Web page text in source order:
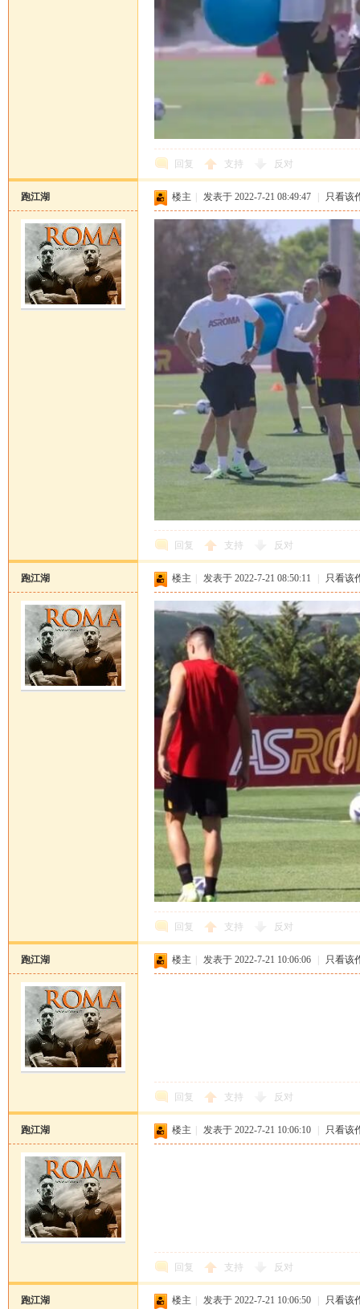
回复 支持 反对
跑江湖 楼主 发表于 2022-7-21 08:49:47 只看该
回复 支持 反对
跑江湖 楼主 发表于 2022-7-21 08:50:11 只看该
回复 支持 反对
跑江湖 楼主 发表于 2022-7-21 10:06:06 只看该
回复 支持 反对
跑江湖 楼主 发表于 2022-7-21 10:06:10 只看该
回复 支持 反对
跑江湖 楼主 发表于 2022-7-21 10:06:50 只看该